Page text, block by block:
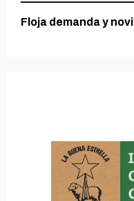
Floja demanda y